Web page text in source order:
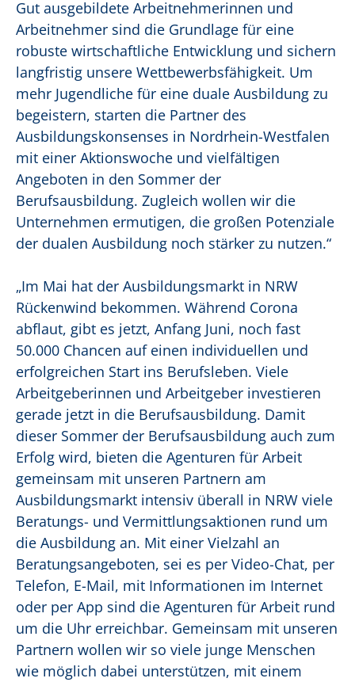
Gut ausgebildete Arbeitnehmerinnen und
Arbeitnehmer sind die Grundlage für eine
robuste wirtschaftliche Entwicklung und sichern
langfristig unsere Wettbewerbsfähigkeit. Um
mehr Jugendliche für eine duale Ausbildung zu
begeistern, starten die Partner des
Ausbildungskonsenses in Nordrhein-Westfalen
mit einer Aktionswoche und vielfältigen
Angeboten in den Sommer der
Berufsausbildung. Zugleich wollen wir die
Unternehmen ermutigen, die großen Potenziale
der dualen Ausbildung noch stärker zu nutzen.“
„Im Mai hat der Ausbildungsmarkt in NRW
Rückenwind bekommen. Während Corona
abflaut, gibt es jetzt, Anfang Juni, noch fast
50.000 Chancen auf einen individuellen und
erfolgreichen Start ins Berufsleben. Viele
Arbeitgeberinnen und Arbeitgeber investieren
gerade jetzt in die Berufsausbildung. Damit
dieser Sommer der Berufsausbildung auch zum
Erfolg wird, bieten die Agenturen für Arbeit
gemeinsam mit unseren Partnern am
Ausbildungsmarkt intensiv überall in NRW viele
Beratungs- und Vermittlungsaktionen rund um
die Ausbildung an. Mit einer Vielzahl an
Beratungsangeboten, sei es per Video-Chat, per
Telefon, E-Mail, mit Informationen im Internet
oder per App sind die Agenturen für Arbeit rund
um die Uhr erreichbar. Gemeinsam mit unseren
Partnern wollen wir so viele junge Menschen
wie möglich dabei unterstützen, mit einem